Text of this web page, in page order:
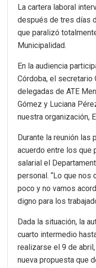
La cartera laboral
después de tres días
que paralizó
Municipalidad.
En la audiencia
Córdoba, el secretario
delegadas de ATE
Gómez y Luciana
nuestra organización,
Durante la reunión las
acuerdo entre los que
salarial el
personal. “Lo que
poco y no vamos
digno para los
Dada la situación, la
cuarto intermedio
realizarse el 9 de
nueva propuesta que